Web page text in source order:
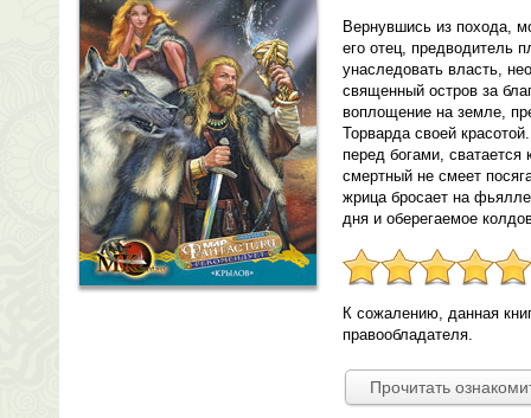
Вернувшись из похода,
его отец, предводитель
унаследовать власть,
священный остров за
воплощение на земле,
Торварда своей
перед богами, сватается
смертный не смеет
жрица бросает на
дня и оберегаемое
К сожалению, данная
правообладателя.
Прочитать